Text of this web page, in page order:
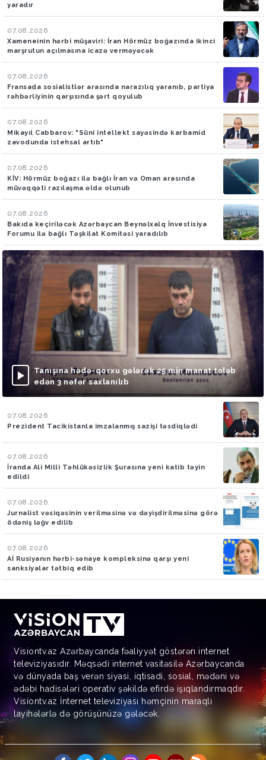
yaradır
07.08.2026
Xameneinin hərbi müşaviri: İran Hörmüz boğazında ikinci
marşrutun açılmasına icazə verməyəcək
07.08.2026
Fransada sosialistlər arasında narazılıq yaranıb, partiya
rəhbərliyinin qarşısında şərt qoyulub
07.08.2026
Mikayıl Cabbarov: "Süni intellekt sayəsində karbamid
zavodunda istehsal artıb"
07.08.2026
KİV: Hörmüz boğazı ilə bağlı İran və Oman arasında
müvəqqəti razılaşma əldə olunub
07.08.2026
Bakıda keçiriləcək Azərbaycan Beynəlxalq İnvestisiya
Forumu ilə bağlı Təşkilat Komitəsi yaradılıb
Tanışına hədə-qorxu gələrək 25 min manat tələb
edən 3 nəfər saxlanılıb
07.08.2026
Prezident Tacikistanla imzalanmış sazişi təsdiqlədi
07.08.2026
İranda Ali Milli Təhlükəsizlik Şurasına yeni katib təyin
edildi
07.08.2026
Jurnalist vəsiqəsinin verilməsinə və dəyişdirilməsinə görə
ödəniş ləğv edilib
07.08.2026
Aİ Rusiyanın hərbi-sənaye kompleksinə qarşı yeni
sanksiyalar tətbiq edib
Visiontv.az Azərbaycanda fəaliyyət göstərən internet
televiziyasıdır. Məqsədi internet vasitəsilə Azərbaycanda
və dünyada baş verən siyasi, iqtisadi, sosial, mədəni və
ədəbi hadisələri operativ şəkildə efirdə işıqlandırmaqdır.
Visiontv.az İnternet televiziyası həmçinin maraqlı
layihələrlə də görüşünüzə gələcək.